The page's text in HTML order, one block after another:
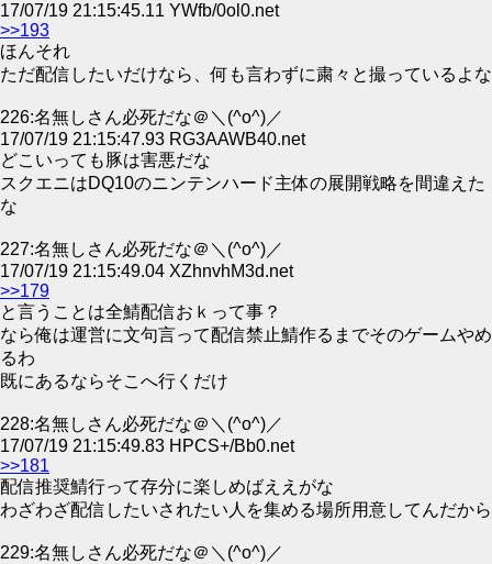
17/07/19 21:15:45.11 YWfb/0ol0.net
>>193
ほんそれ
ただ配信したいだけなら、何も言わずに粛々と撮っているよな
226:名無しさん必死だな＠＼(^o^)／
17/07/19 21:15:47.93 RG3AAWB40.net
どこいっても豚は害悪だな
スクエニはDQ10のニンテンハード主体の展開戦略を間違えた
な
227:名無しさん必死だな＠＼(^o^)／
17/07/19 21:15:49.04 XZhnvhM3d.net
>>179
と言うことは全鯖配信おｋって事？
なら俺は運営に文句言って配信禁止鯖作るまでそのゲームやめ
るわ
既にあるならそこへ行くだけ
228:名無しさん必死だな＠＼(^o^)／
17/07/19 21:15:49.83 HPCS+/Bb0.net
>>181
配信推奨鯖行って存分に楽しめばええがな
わざわざ配信したいされたい人を集める場所用意してんだから
229:名無しさん必死だな＠＼(^o^)／